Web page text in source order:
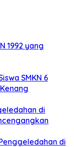
1992 yang
SMKN 6
di
di